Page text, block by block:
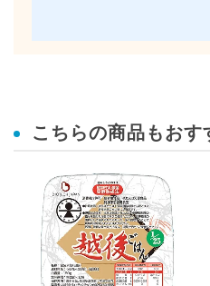
こちらの商品もおす